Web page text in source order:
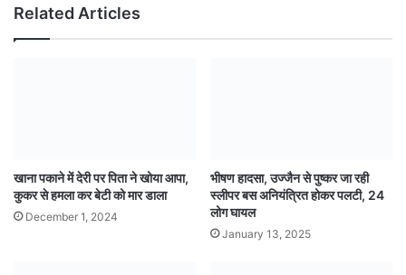
Related Articles
खाना पकाने में देरी पर पिता ने खोया आपा,
कुकर से हमला कर बेटी को मार डाला
December 1, 2024
भीषण हादसा, उज्जैन से पुष्कर जा रही
स्लीपर बस अनियंत्रित होकर पलटी, 24
लोग घायल
January 13, 2025